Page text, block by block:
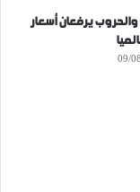
يرفعان أسعار
09/